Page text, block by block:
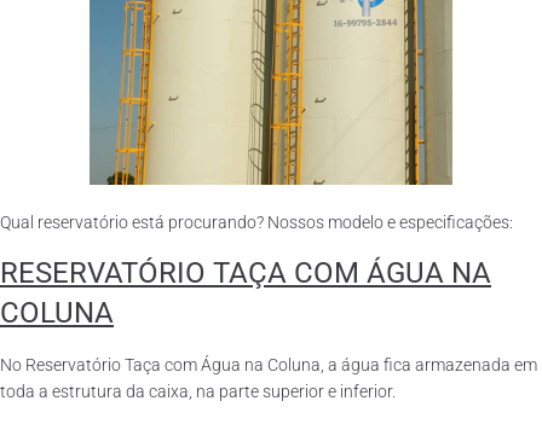
Qual reservatório está procurando? Nossos modelo e especificações:
RESERVATÓRIO TAÇA COM ÁGUA NA
COLUNA
No Reservatório Taça com Água na Coluna, a água fica armazenada em
toda a estrutura da caixa, na parte superior e inferior.